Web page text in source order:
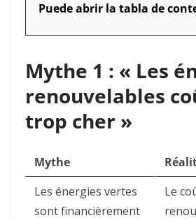
Puede abrir la tabla de
Mythe 1 : « Les
renouvelables
trop cher »
Mythe
Les énergies vertes
sont financièrement
Le